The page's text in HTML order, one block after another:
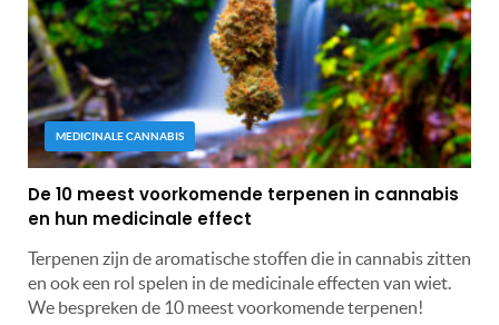
MEDICINALE CANNABIS
De 10 meest voorkomende terpenen in cannabis
en hun medicinale effect
Terpenen zijn de aromatische stoffen die in cannabis zitten
en ook een rol spelen in de medicinale effecten van wiet.
We bespreken de 10 meest voorkomende terpenen!